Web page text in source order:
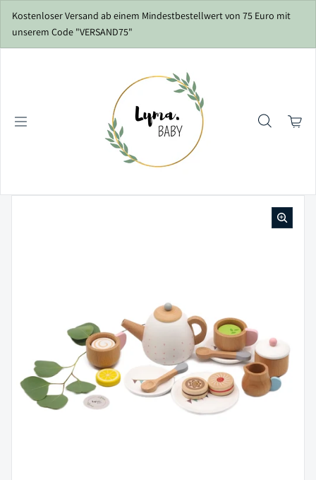
Kostenloser Versand ab einem Mindestbestellwert von 75 Euro mit
unserem Code "VERSAND75"